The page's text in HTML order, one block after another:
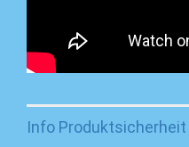
Info Produktsicherheit